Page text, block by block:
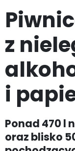
z
i
Ponad 470 l
oraz blisko